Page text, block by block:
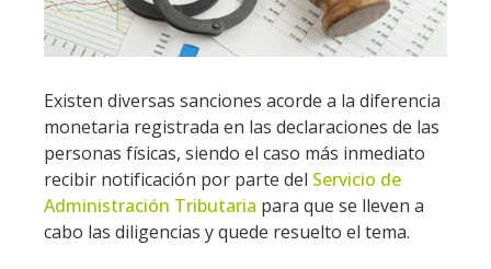
Existen diversas sanciones acorde a la diferencia
monetaria registrada en las declaraciones de las
personas físicas, siendo el caso más inmediato
recibir notificación por parte del Servicio de
Administración Tributaria para que se lleven a
cabo las diligencias y quede resuelto el tema.